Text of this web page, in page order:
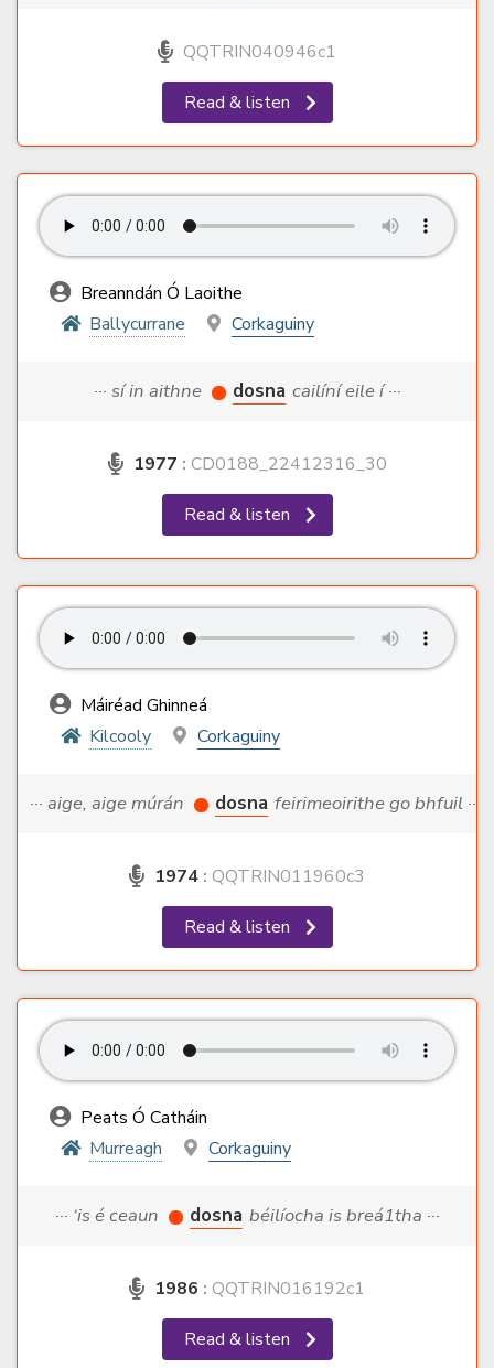
QQTRIN040946c1
Read & listen
Breanndán Ó Laoithe
Ballycurrane
Corkaguiny
··· sí in aithne dosna cailíní eile í ···
1977 : CD0188_22412316_30
Read & listen
Máiréad Ghinneá
Kilcooly
Corkaguiny
··· aige, aige múrán dosna feirimeoirithe go bhfuil ···
1974 : QQTRIN011960c3
Read & listen
Peats Ó Catháin
Murreagh
Corkaguiny
··· ‘is é ceaun dosna béilíocha is breá1tha ···
1986 : QQTRIN016192c1
Read & listen